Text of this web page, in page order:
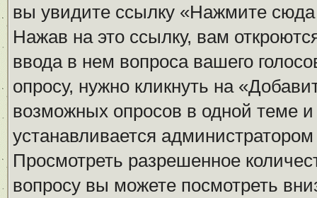
вы увидите ссылку «Нажмите
Нажав на это ссылку, вам
ввода в нем вопроса вашего
опросу, нужно кликнуть на
возможных опросов в одной теме и
устанавливается
Просмотреть разрешенное
вопросу вы можете посмотреть